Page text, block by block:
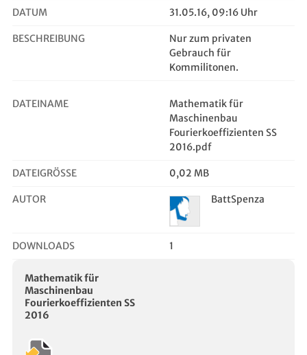
DATUM 31.05.16, 09:16 Uhr
BESCHREIBUNG
Nur zum privaten
Gebrauch für
Kommilitonen.
DATEINAME
Mathematik für
Maschinenbau
Fourierkoeffizienten SS
2016.pdf
DATEIGRÖSSE 0,02 MB
AUTOR BattSpenza
DOWNLOADS 1
Mathematik für
Maschinenbau
Fourierkoeffizienten SS
2016